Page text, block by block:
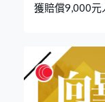
獲賠償9,000元
打，頭部受傷
教育補習班工
有正當理由解